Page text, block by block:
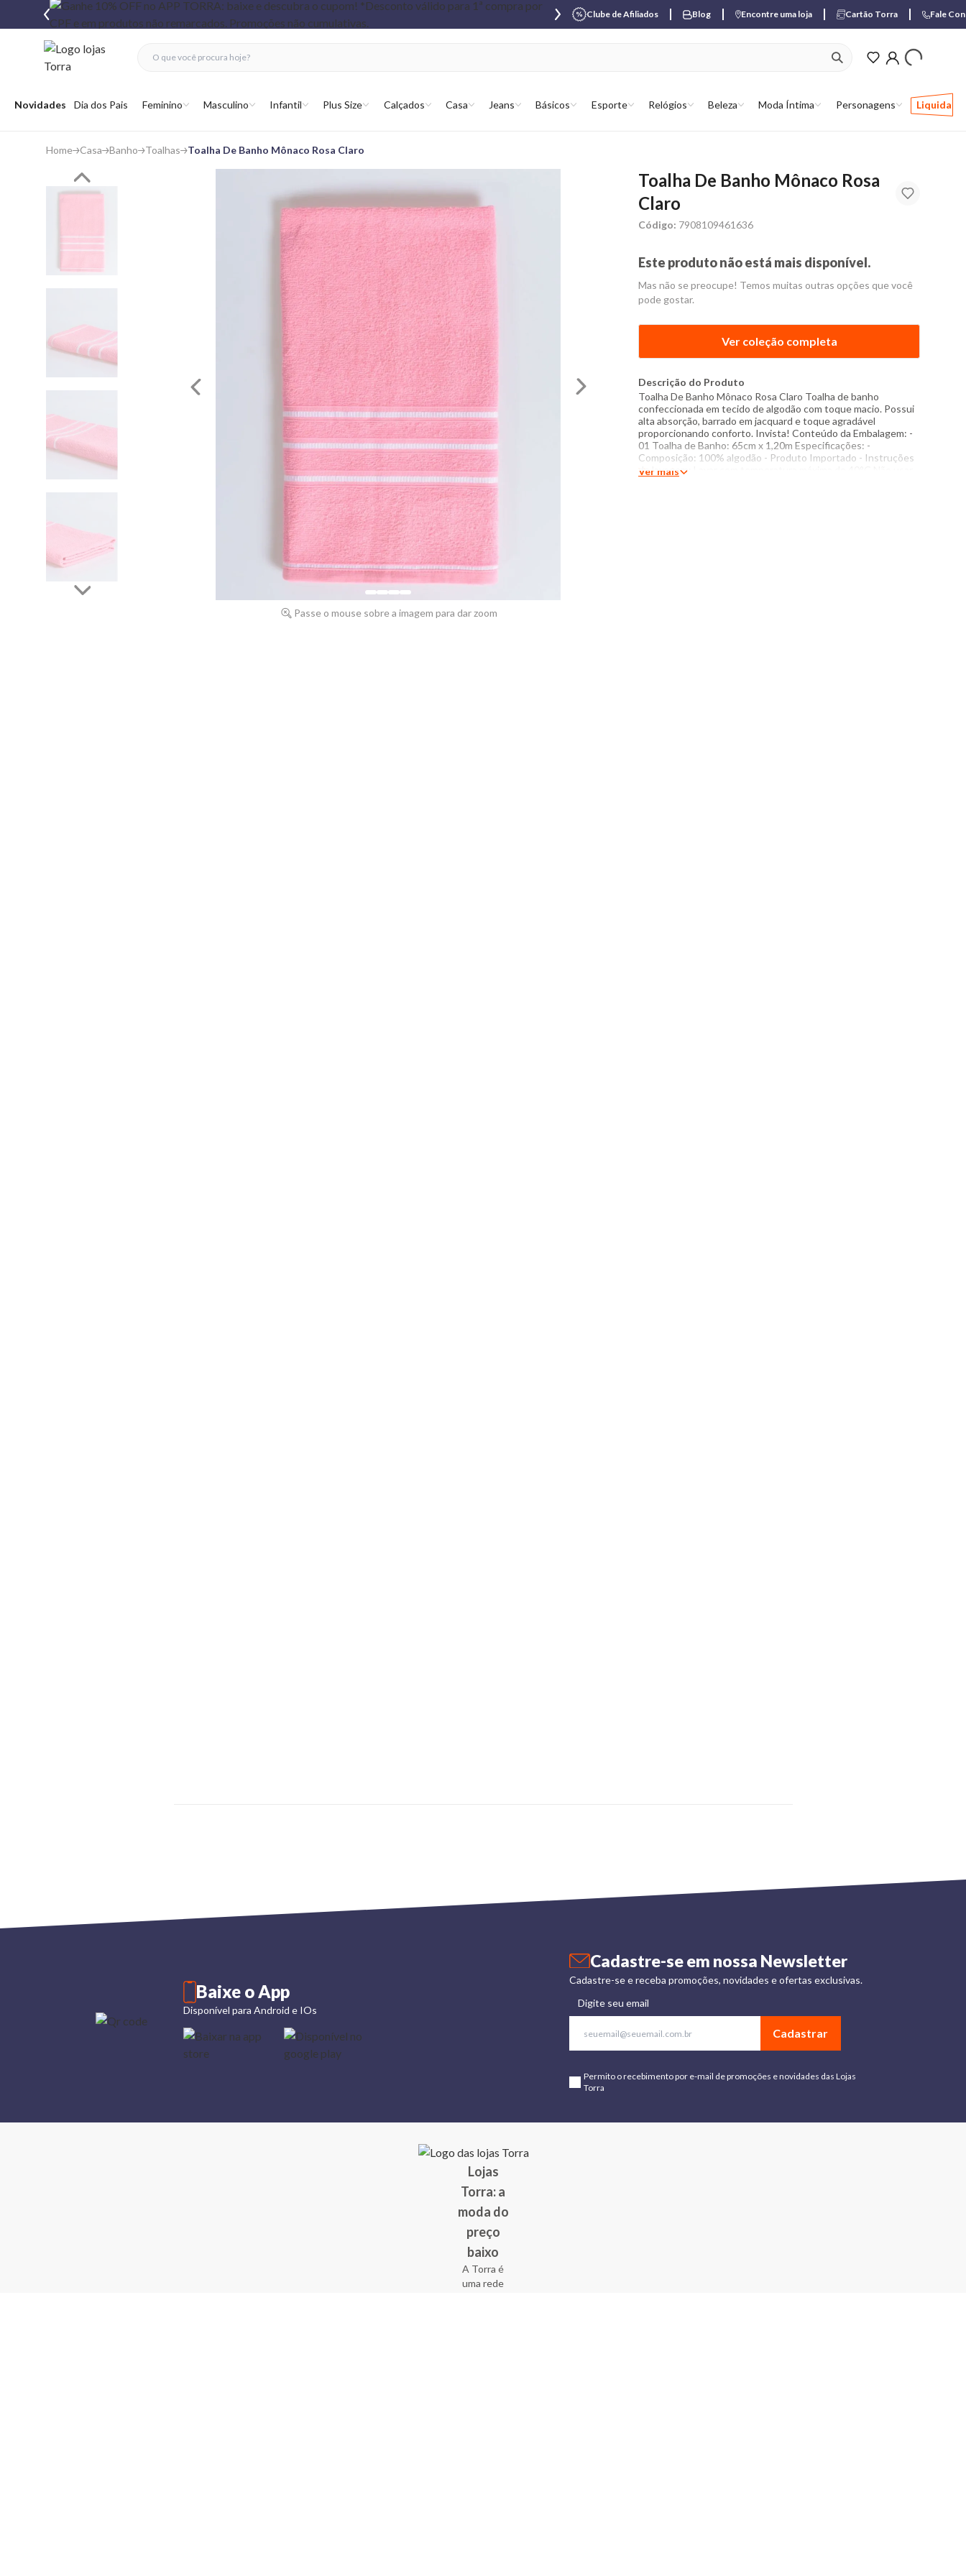
Clube de Afiliados Blog Encontre uma loja Cartão Torra Fale
Abrir menu
Novidades Dia dos Pais Feminino Masculino Infantil Plus Size Calçados Casa Jeans Básicos Esporte Relógios Beleza Moda Íntima Personagens Liquida
ver produtos
fechar menu
fechar menu
favoritos
Home Casa Banho Toalhas Toalha De Banho Mônaco Rosa Claro
Passe o mouse sobre a imagem para dar zoom
Toalha De Banho Mônaco Rosa
Claro
Código: 7908109461636
Este produto não está mais disponível.
Mas não se preocupe! Temos muitas outras opções que você
pode gostar.
Ver coleção completa
Descrição do Produto
Toalha De Banho Mônaco Rosa Claro Toalha de banho
confeccionada em tecido de algodão com toque macio. Possui
alta absorção, barrado em jacquard e toque agradável
proporcionando conforto. Invista! Conteúdo da Embalagem: -
01 Toalha de Banho: 65cm x 1,20m Especificações: -
Composição: 100% algodão - Produto Importado - Instruções
de lavagem: Lavar com temperatura máxima de 40°C Não usar
Ver mais
Cadastre-se em nossa Newsletter
Cadastre-se e receba promoções, novidades e ofertas exclusivas.
Digite seu email
Cadastrar
Permito o recebimento por e-mail de promoções e novidades das Lojas
Torra
Baixe o App
Disponível para Android e IOs
Lojas
Torra: a
moda do
preço
baixo
A Torra é
uma rede